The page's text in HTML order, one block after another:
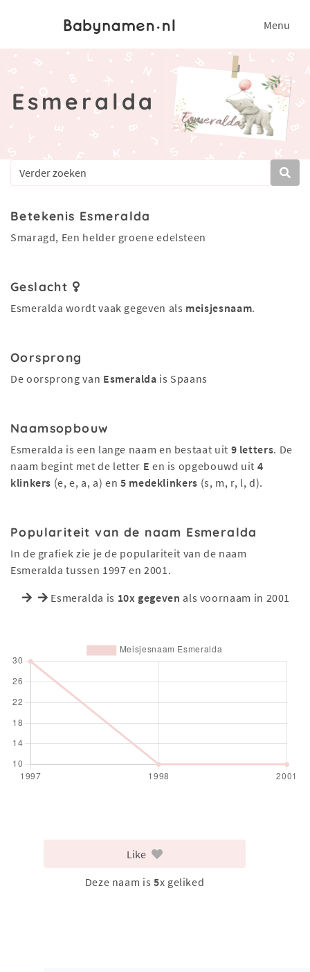
Menu
Esmeralda
Betekenis Esmeralda
Smaragd, Een helder groene edelsteen
Geslacht
Esmeralda wordt vaak gegeven als meisjesnaam.
Oorsprong
De oorsprong van Esmeralda is Spaans
Naamsopbouw
Esmeralda is een lange naam en bestaat uit 9 letters. De
naam begint met de letter E en is opgebouwd uit 4
klinkers (e, e, a, a) en5 medeklinkers (s, m, r, l, d).
Populariteit van de naam Esmeralda
In de grafiek zie je de populariteit van de naam
Esmeralda tussen 1997 en 2001.
Esmeralda is 10x gegeven als voornaam in 2001
Like
Deze naam is 5x geliked